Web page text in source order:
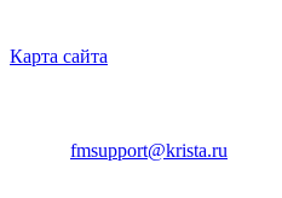
Карта сайта
fmsupport@krista.ru